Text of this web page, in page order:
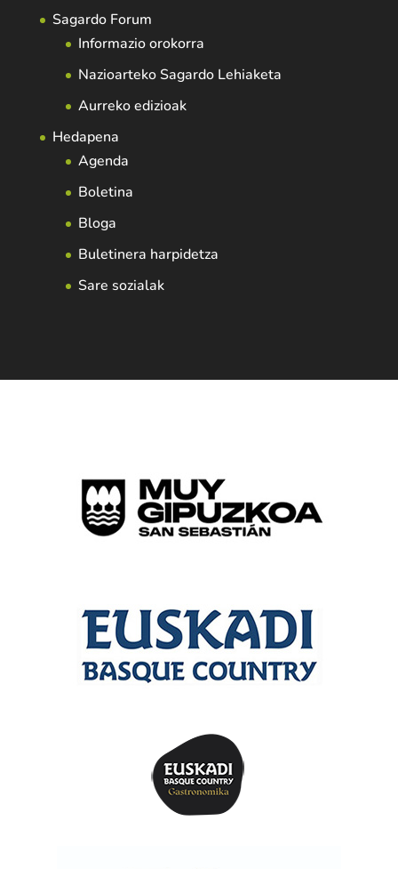
Sagardo Forum
Informazio orokorra
Nazioarteko Sagardo Lehiaketa
Aurreko edizioak
Hedapena
Agenda
Boletina
Bloga
Buletinera harpidetza
Sare sozialak